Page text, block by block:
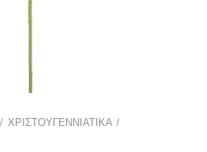
ΧΡΙΣΤΟΥΓΕΝΝΙΑΤΙΚΑ